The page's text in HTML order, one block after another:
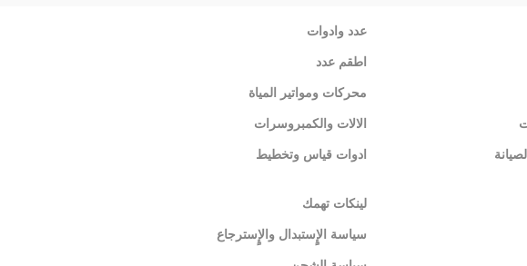
عدد وادوات
اطقم عدد
محركات ومواتير المياة
الالات والكمبروسرات
ادوات قياس وتخطيط
لينكات تهمك
سياسة الإٍستبدال والإٍسترجاع